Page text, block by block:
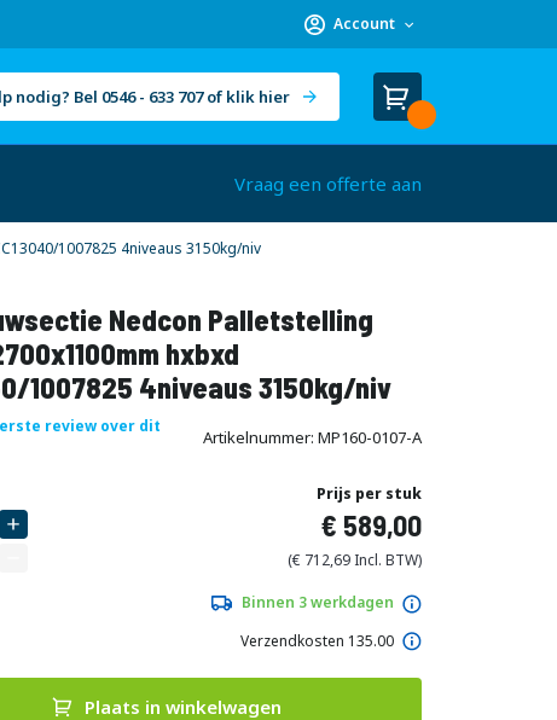
Account
nodig? Bel 0546 - 633 707 of klik hier
Winkelwagen
Cart
Vraag een offerte aan
1007825 4niveaus 3150kg/niv
Nedcon Palletstelling
hxbxd
1007825 4niveaus 3150kg/niv
review over dit
Artikelnummer MP160-0107-A
Prijs per stuk
589,00
712,69
Binnen 3 werkdagen
Verzendkosten 135.00
Plaats in winkelwagen